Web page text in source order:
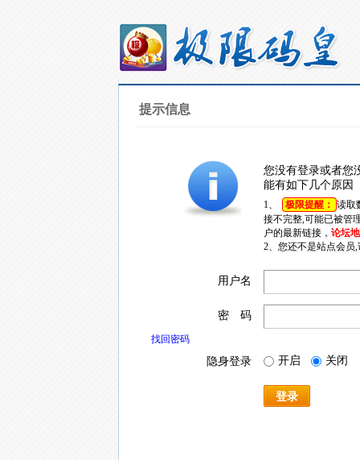
提示信息
您没有登录或者您
能有如下几个原因
1、 极限提醒： 读取
接不完整,可能已被管
户的最新链接， 论坛
2、您还不是站点会员
用户名
密 码
找回密码
隐身登录 开启 关闭
登录